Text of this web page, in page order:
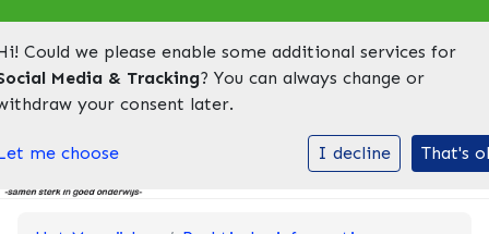
INLOGGEN BIJ SOCIAL SCHOOLS LEERLING AANMELDEN
Could we please enable some additional services for
Media & Tracking? You can always change or
your consent later.
me choose I decline That's